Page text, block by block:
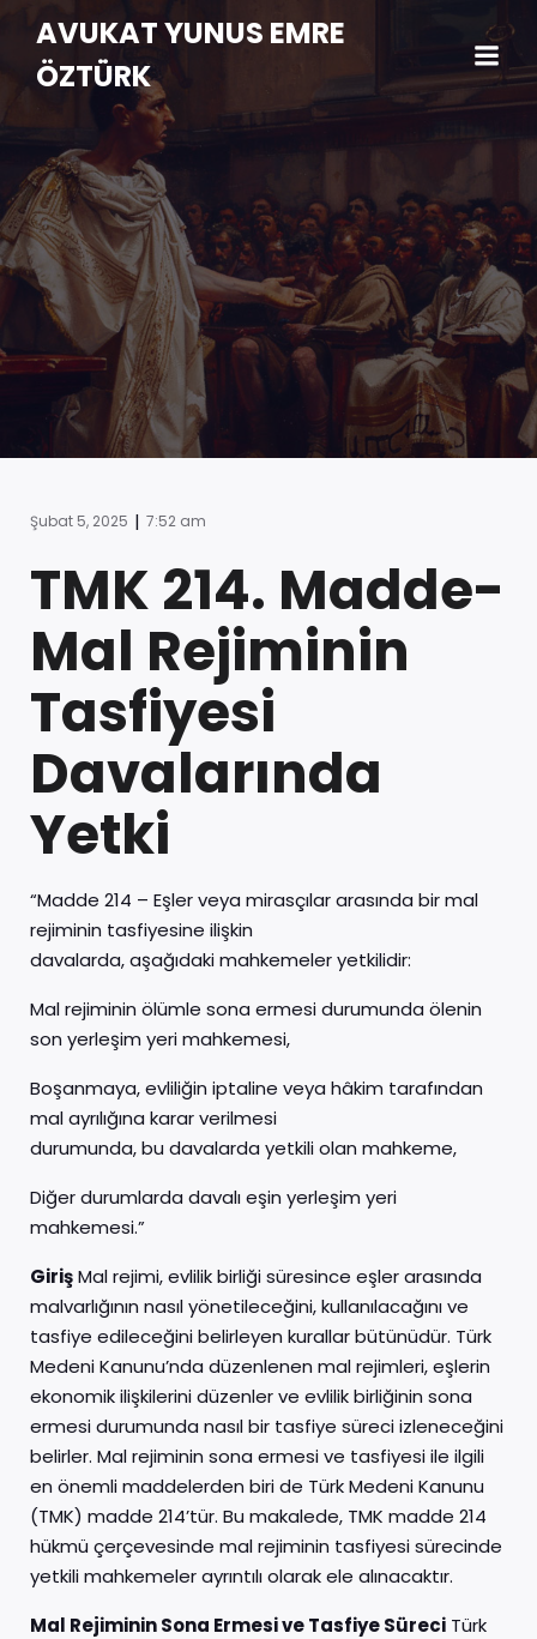
AVUKAT YUNUS EMRE
ÖZTÜRK
Şubat 5, 2025 | 7:52 am
TMK 214. Madde-
Mal Rejiminin
Tasfiyesi
Davalarında
Yetki
“Madde 214 – Eşler veya mirasçılar arasında bir mal
rejiminin tasfiyesine ilişkin
davalarda, aşağıdaki mahkemeler yetkilidir:
Mal rejiminin ölümle sona ermesi durumunda ölenin
son yerleşim yeri mahkemesi,
Boşanmaya, evliliğin iptaline veya hâkim tarafından
mal ayrılığına karar verilmesi
durumunda, bu davalarda yetkili olan mahkeme,
Diğer durumlarda davalı eşin yerleşim yeri
mahkemesi.”
GirişMal rejimi, evlilik birliği süresince eşler arasında
malvarlığının nasıl yönetileceğini, kullanılacağını ve
tasfiye edileceğini belirleyen kurallar bütünüdür. Türk
Medeni Kanunu’nda düzenlenen mal rejimleri, eşlerin
ekonomik ilişkilerini düzenler ve evlilik birliğinin sona
ermesi durumunda nasıl bir tasfiye süreci izleneceğini
belirler. Mal rejiminin sona ermesi ve tasfiyesi ile ilgili
en önemli maddelerden biri de Türk Medeni Kanunu
(TMK) madde 214’tür. Bu makalede, TMK madde 214
hükmü çerçevesinde mal rejiminin tasfiyesi sürecinde
yetkili mahkemeler ayrıntılı olarak ele alınacaktır.
Mal Rejiminin Sona Ermesi ve Tasfiye Süreci Türk